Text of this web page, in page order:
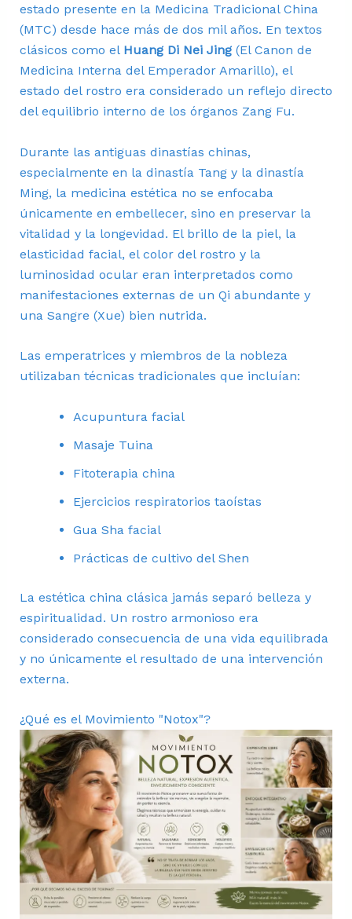
estado presente en la Medicina Tradicional China
(MTC) desde hace más de dos mil años. En textos
clásicos como el Huang Di Nei Jing(El Canon de
Medicina Interna del Emperador Amarillo), el
estado del rostro era considerado un reflejo directo
del equilibrio interno de los órganos Zang Fu.
Durante las antiguas dinastías chinas,
especialmente en la dinastía Tang y la dinastía
Ming, la medicina estética no se enfocaba
únicamente en embellecer, sino en preservar la
vitalidad y la longevidad. El brillo de la piel, la
elasticidad facial, el color del rostro y la
luminosidad ocular eran interpretados como
manifestaciones externas de un Qi abundante y
una Sangre (Xue) bien nutrida.
Las emperatrices y miembros de la nobleza
utilizaban técnicas tradicionales que incluían:
Acupuntura facial
Masaje Tuina
Fitoterapia china
Ejercicios respiratorios taoístas
Gua Sha facial
Prácticas de cultivo del Shen
La estética china clásica jamás separó belleza y
espiritualidad. Un rostro armonioso era
considerado consecuencia de una vida equilibrada
y no únicamente el resultado de una intervención
externa.
¿Qué es el Movimiento "Notox"?